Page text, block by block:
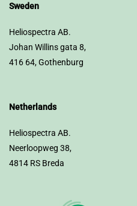
Sweden
Heliospectra AB.
Johan Willins gata 8,
416 64, Gothenburg
Netherlands
Heliospectra AB.
Neerloopweg 38,
4814 RS Breda